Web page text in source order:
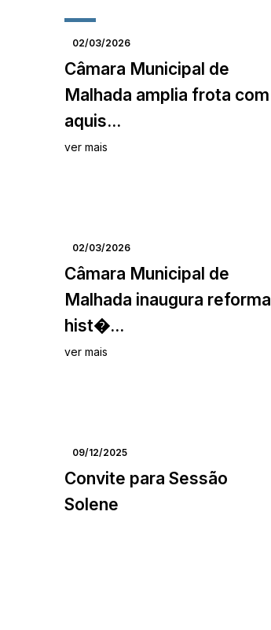
02/03/2026
Câmara Municipal de
Malhada amplia frota com
aquis...
ver mais
02/03/2026
Câmara Municipal de
Malhada inaugura reforma
hist�...
ver mais
09/12/2025
Convite para Sessão
Solene